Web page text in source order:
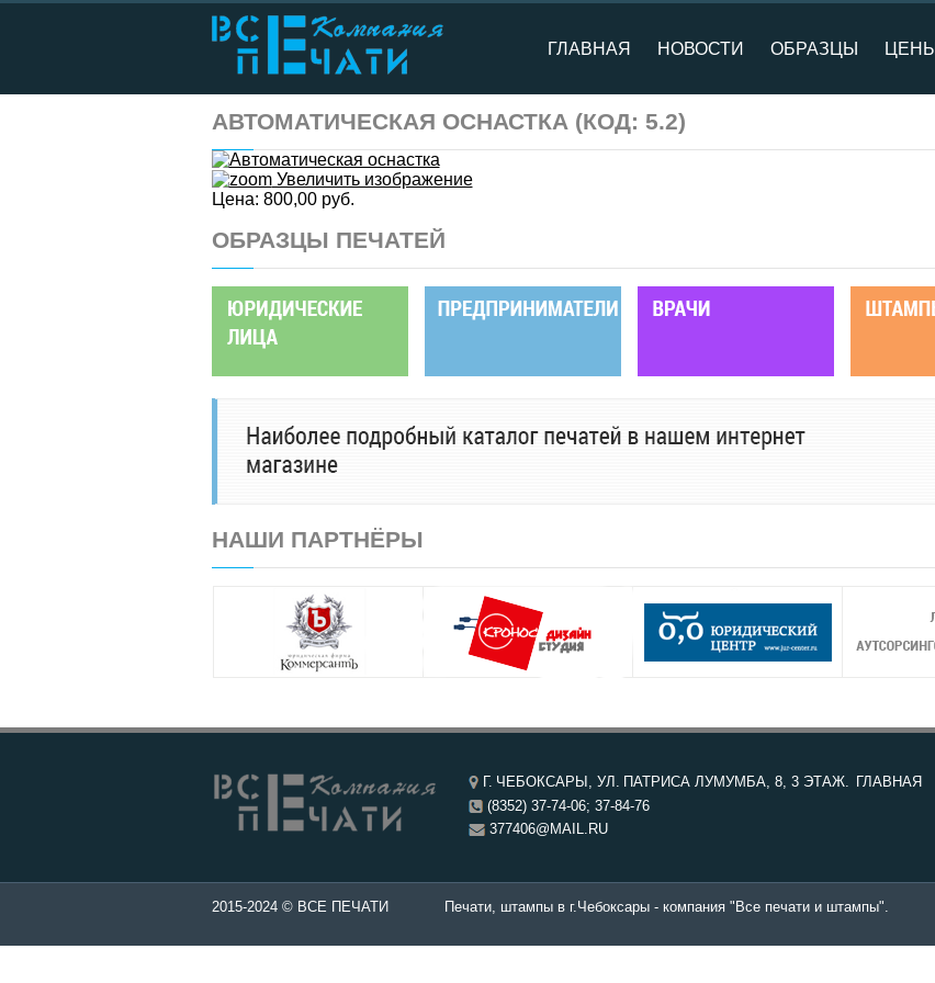
ГЛАВНАЯ НОВОСТИ ОБРАЗЦЫ ЦЕНЫ
АВТОМАТИЧЕСКАЯ ОСНАСТКА (КОД: 5.2)
Увеличить изображение
Цена: 800,00 руб.
ОБРАЗЦЫ ПЕЧАТЕЙ
НАШИ ПАРТНЁРЫ
Г. ЧЕБОКСАРЫ, УЛ. ПАТРИСА ЛУМУМБА, 8, 3 ЭТАЖ.
(8352) 37-74-06; 37-84-76
377406@MAIL.RU
ГЛАВНАЯ
и штампы - Изготовление печатей в Чебоксары. Печати, штампы в г.Чебоксары - компания "Все печати и штампы".
2015-2024 © ВСЕ ПЕЧАТИ